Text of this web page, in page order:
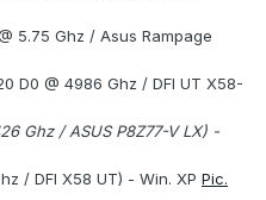
5.75 Ghz / Asus Rampage
D0 @ 4986 Ghz / DFI UT X58-
Ghz / ASUS P8Z77-V LX) -
/ DFI X58 UT) - Win. XP Pic.